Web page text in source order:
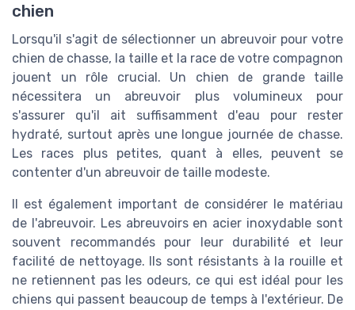
chien
Lorsqu'il s'agit de sélectionner un abreuvoir pour votre
chien de chasse, la taille et la race de votre compagnon
jouent un rôle crucial. Un chien de grande taille
nécessitera un abreuvoir plus volumineux pour
s'assurer qu'il ait suffisamment d'eau pour rester
hydraté, surtout après une longue journée de chasse.
Les races plus petites, quant à elles, peuvent se
contenter d'un abreuvoir de taille modeste.
Il est également important de considérer le matériau
de l'abreuvoir. Les abreuvoirs en acier inoxydable sont
souvent recommandés pour leur durabilité et leur
facilité de nettoyage. Ils sont résistants à la rouille et
ne retiennent pas les odeurs, ce qui est idéal pour les
chiens qui passent beaucoup de temps à l'extérieur. De